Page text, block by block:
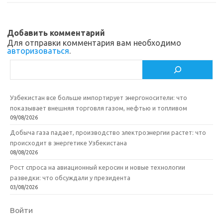
i
ь
Добавить комментарий
Для отправки комментария вам необходимо
авторизоваться.
Узбекистан все больше импортирует энергоносители: что
показывает внешняя торговля газом, нефтью и топливом
09/08/2026
Добыча газа падает, производство электроэнергии растет: что
происходит в энергетике Узбекистана
08/08/2026
Рост спроса на авиационный керосин и новые технологии
разведки: что обсуждали у президента
03/08/2026
Войти